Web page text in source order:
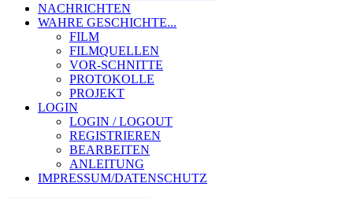
NACHRICHTEN
WAHRE GESCHICHTE...
FILM
FILMQUELLEN
VOR-SCHNITTE
PROTOKOLLE
PROJEKT
LOGIN
LOGIN / LOGOUT
REGISTRIEREN
BEARBEITEN
ANLEITUNG
IMPRESSUM/DATENSCHUTZ